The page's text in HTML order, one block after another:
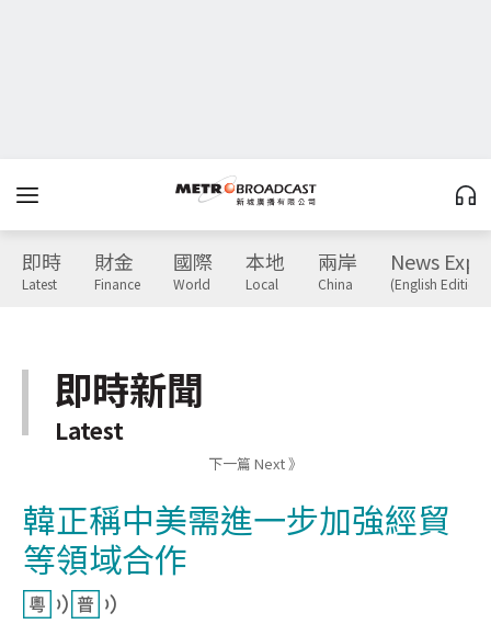
即時
Latest
財金
Finance
國際
World
本地
Local
兩岸
China
News
(English Edition)
即時新聞
Latest
下一篇 Next 》
韓正稱中美需進一步加強經貿
等領域合作